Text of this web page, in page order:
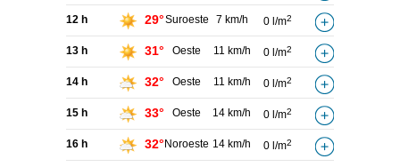
12 h 29°Suroeste 7 km/h 0 l/m2
13 h 31° Oeste 11 km/h 0 l/m2
14 h 32° Oeste 11 km/h 0 l/m2
15 h 33° Oeste 14 km/h 0 l/m2
16 h 32° Noroeste 14 km/h 0 l/m2